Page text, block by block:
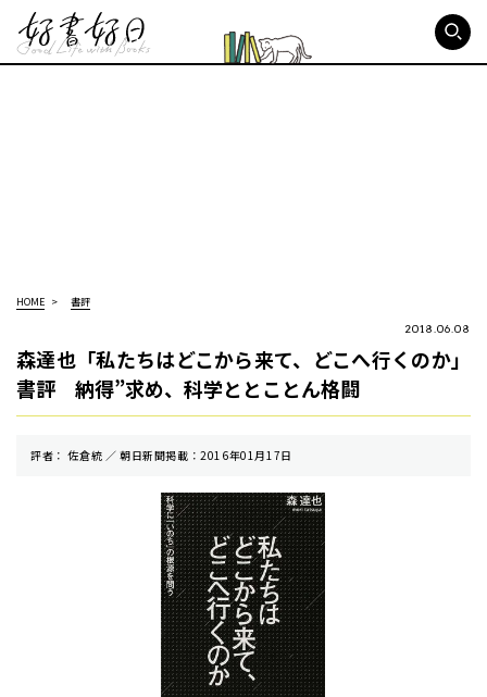
HOME 書評
2018.06.08
森達也「私たちはどこから来て、どこへ行くのか」
書評 納得”求め、科学ととことん格闘
評者： 佐倉統 ／ 朝⽇新聞掲載：2016年01月17日